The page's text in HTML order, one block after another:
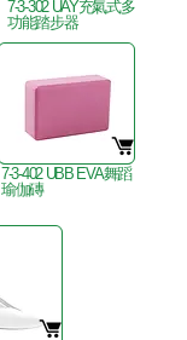
7-3-302 UAY充氣式多
功能踏步器
7-3-402 UBB EVA舞蹈
瑜伽磚